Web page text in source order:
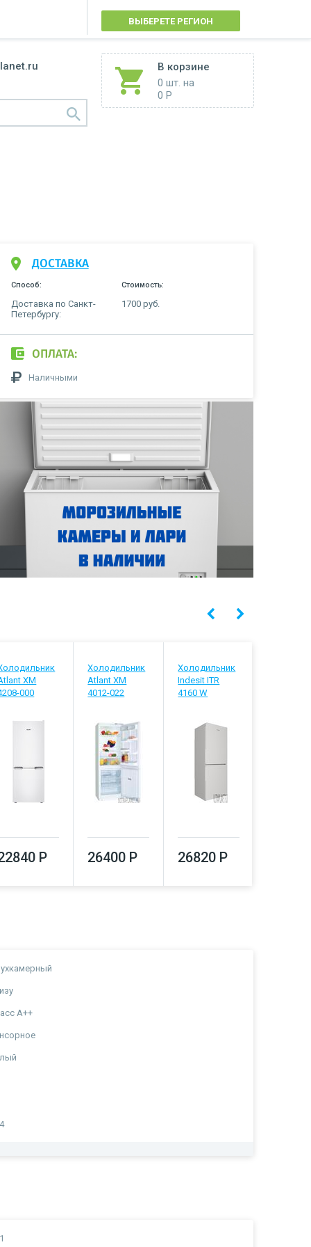
ВЫБЕРЕТЕ РЕГИОН
В корзине
0 шт. на
0 Р
ДОСТАВКА
Способ: Стоимость:
Доставка по Санкт-
Петербургу:
1700 руб.
ОПЛАТА:
Наличными
ХМ
000
Р
Холодильник
Atlant ХМ
4012-022
26400 Р
Холодильник
Indesit ITR
4160 W
26820 Р
A++